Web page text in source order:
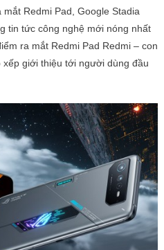
Redmi Pad, Google Stadia
tin tức công nghệ mới nóng nhất
ra mắt Redmi Pad Redmi – con
giới thiệu tới người dùng đầu